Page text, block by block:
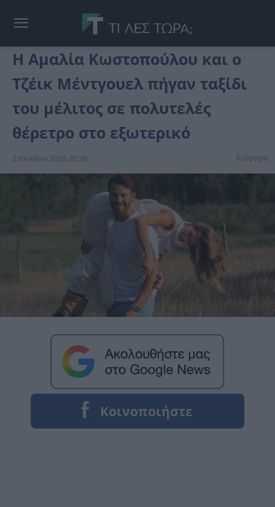
Η Αμαλία Κωστοπούλου και ο
Τζέικ Μέντγουελ πήγαν ταξίδι
του μέλιτος σε πολυτελές
θέρετρο στο εξωτερικό
2 Ιουνίου 2026 20:38 διάφορα